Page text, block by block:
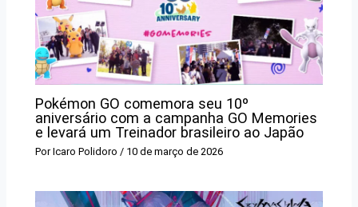
Pokémon GO comemora seu 10º
aniversário com a campanha GO Memories
e levará um Treinador brasileiro ao Japão
PorIcaro Polidoro/ 10 de março de 2026